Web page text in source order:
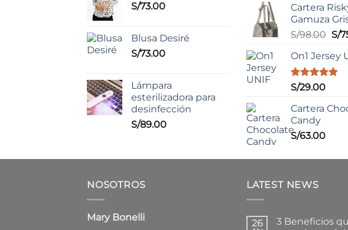
S/73.00
Blusa Desiré
S/73.00
Lámpara
esterilizadora para
desinfección
S/89.00
3.50de
5
Cartera
Gamuza
S/98.00 El
era:
S/
On1 Jersey
Valorado
de 5
S/29.00
Cartera
Candy
S/63.00
NOSOTROS
Mary Bonelli
LATEST NEWS
26
3 Beneficios